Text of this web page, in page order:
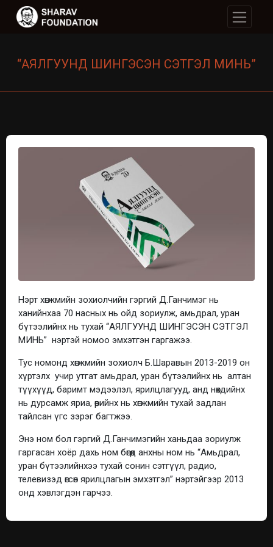
“АЯЛГУУНД ШИНГЭСЭН СЭТГЭЛ МИНЬ”
Нэрт хөгжмийн зохиолчийн гэргий Д.Ганчимэг нь
ханийнхаа 70 насных нь ойд зориулж, амьдрал, уран
бүтээлийнх нь тухай “АЯЛГУУНД ШИНГЭСЭН СЭТГЭЛ
МИНЬ” нэртэй номоо эмхэтгэн гаргажээ.
Тус номонд хөгжмийн зохиолч Б.Шаравын 2013-2019 он
хүртэлх учир утгат амьдрал, уран бүтээлийнх нь алтан
түүхүүд, баримт мэдээлэл, ярилцлагууд, анд нөхдийнх
нь дурсамж яриа, өөрийнх нь хөгжмийн тухай задлан
тайлсан үгс зэрэг багтжээ.
Энэ ном бол гэргий Д.Ганчимэгийн ханьдаа зориулж
гаргасан хоёр дахь ном бөгөөд анхны ном нь “Амьдрал,
уран бүтээлийнхээ тухай сонин сэтгүүл, радио,
телевизэд өгсөн ярилцлагын эмхэтгэл” нэртэйгээр 2013
онд хэвлэгдэн гарчээ.